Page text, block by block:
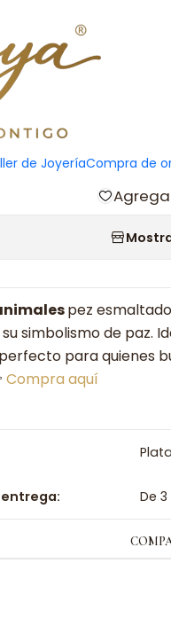
de JoyeríaCompra de
Agregar al
pez
simbolismo de paz.
para quienes
Compra aquí
entrega: De